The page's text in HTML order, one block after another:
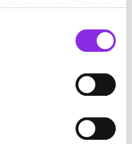
, damit